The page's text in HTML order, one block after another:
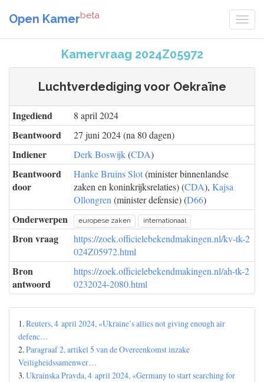
Open Kamerbeta
Kamervraag 2024Z05972
Luchtverdediging voor Oekraïne
Ingediend 8 april 2024
Beantwoord 27 juni 2024 (na 80 dagen)
Indiener Derk Boswijk(CDA)
Beantwoord
door
Hanke Bruins Slot(minister binnenlandse
zaken en koninkrijksrelaties) (CDA), Kajsa
Ollongren (minister defensie) (D66)
Onderwerpen europese zaken internationaal
Bron vraag
https://zoek.officielebekendmakingen.nl/kv-tk-2
024Z05972.html
Bron
antwoord
https://zoek.officielebekendmakingen.nl/ah-tk-2
0232024-2080.html
1.Reuters, 4 april 2024, «Ukraine’s allies not giving enough air
defenc…
2.Paragraaf 2, artikel 5 van de Overeenkomst inzake
Veiligheidssamenwer…
3.Ukrainska Pravda, 4 april 2024, «Germany to start searching for